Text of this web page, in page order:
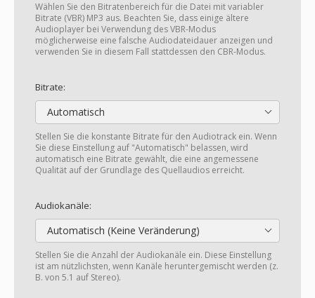
Wählen Sie den Bitratenbereich für die Datei mit variabler
Bitrate (VBR) MP3 aus. Beachten Sie, dass einige ältere
Audioplayer bei Verwendung des VBR-Modus
möglicherweise eine falsche Audiodateidauer anzeigen und
verwenden Sie in diesem Fall stattdessen den CBR-Modus.
Bitrate:
Automatisch
Stellen Sie die konstante Bitrate für den Audiotrack ein. Wenn
Sie diese Einstellung auf "Automatisch" belassen, wird
automatisch eine Bitrate gewählt, die eine angemessene
Qualität auf der Grundlage des Quellaudios erreicht.
Audiokanäle:
Automatisch (Keine Veränderung)
Stellen Sie die Anzahl der Audiokanäle ein. Diese Einstellung
ist am nützlichsten, wenn Kanäle heruntergemischt werden (z.
B. von 5.1 auf Stereo).